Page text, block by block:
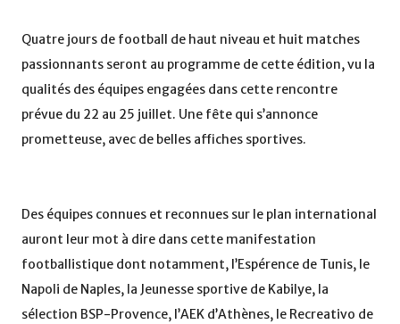
Quatre jours de football de haut niveau et huit matches
passionnants seront au programme de cette édition, vu la
qualités des équipes engagées dans cette rencontre
prévue du 22 au 25 juillet. Une fête qui s’annonce
prometteuse, avec de belles affiches sportives.
Des équipes connues et reconnues sur le plan international
auront leur mot à dire dans cette manifestation
footballistique dont notamment, l’Espérence de Tunis, le
Napoli de Naples, la Jeunesse sportive de Kabilye, la
sélection BSP-Provence, l’AEK d’Athènes, le Recreativo de